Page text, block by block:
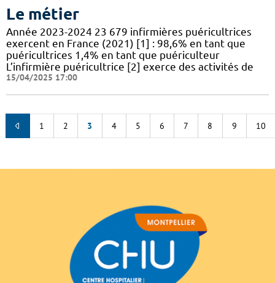
Le métier
Année 2023-2024 23 679 infirmières puéricultrices
exercent en France (2021) [1] : 98,6% en tant que
puéricultrices 1,4% en tant que puériculteur
L’infirmière puéricultrice [2] exerce des activités de
15/04/2025 17:00
1 2 3 4 5 6 7 8 9 10